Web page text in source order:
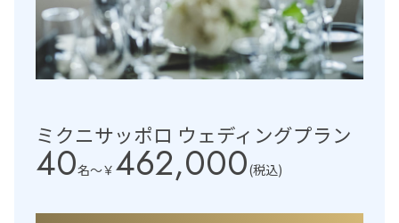
ミクニサッポロ ウェディングプラン
40名〜￥ 462,000(税込)